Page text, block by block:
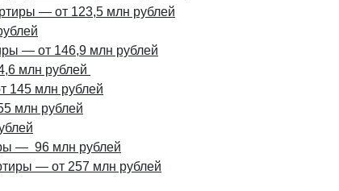
— от 123,5 млн рублей
— от 146,9 млн рублей
млн рублей
145 млн рублей
млн рублей
— 96 млн рублей
— от 257 млн рублей